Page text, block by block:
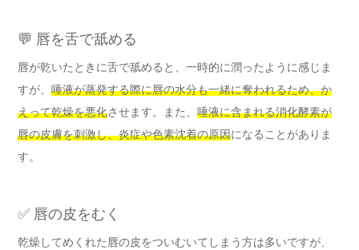
💬 唇を舌で舐める
唇が乾いたときに舌で舐めると、一時的に潤ったように感じま
すが、 唾液が蒸発する際に唇の水分も一緒に奪われるため、か
えって乾燥を悪化させます。また、 唾液に含まれる消化酵素が
唇の皮膚を刺激し、炎症や色素沈着の原因になることがありま
す。
✅ 唇の皮をむく
乾燥してめくれた唇の皮をついむいてしまう方は多いですが、